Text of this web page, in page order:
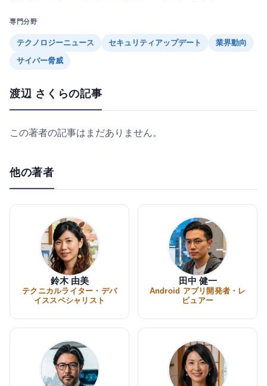
専門分野
テクノロジーニュース セキュリティアップデート
業界動向
サイバー脅威
渡辺 さくらの記事
この著者の記事はまだありません。
他の著者
鈴木 由美
テクニカルライター・デバ
イススペシャリスト
田中 健一
Android アプリ開発者・レ
ビュアー